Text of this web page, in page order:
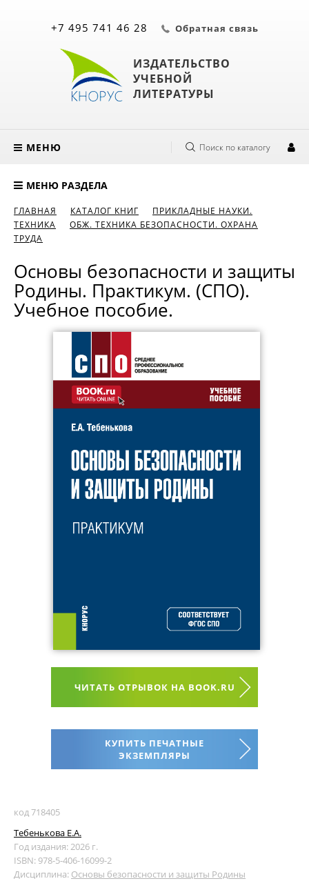
ИЗДАТЕЛЬСТВО
УЧЕБНОЙ
ЛИТЕРАТУРЫ
+7 495 741 46 28 Обратная связь
МЕНЮ Поиск по каталогу
МЕНЮ РАЗДЕЛА
ГЛАВНАЯ КАТАЛОГ КНИГ
ПРИКЛАДНЫЕ НАУКИ.
ТЕХНИКА
ОБЖ. ТЕХНИКА БЕЗОПАСНОСТИ. ОХРАНА
ТРУДА
Основы безопасности и защиты
Родины. Практикум. (СПО).
Учебное пособие.
ЧИТАТЬ ОТРЫВОК НА BOOK.RU
КУПИТЬ ПЕЧАТНЫЕ
ЭКЗЕМПЛЯРЫ
код 718405
Тебенькова Е.А.
Год издания: 2026 г.
ISBN: 978-5-406-16099-2
Дисциплина: Основы безопасности и защиты Родины